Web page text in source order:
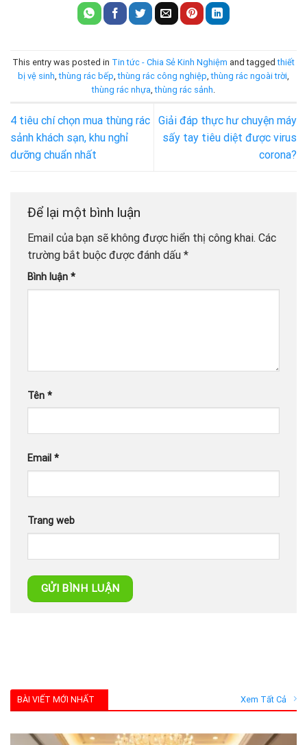
This entry was posted in Tin tức - Chia Sẻ Kinh Nghiệm and taggedthiết
bị vệ sinh ,thùng rác bếp ,thùng rác công nghiệp ,thùng rác ngoài trời
thùng rác nhựa ,thùng rác sảnh
4 tiêu chí chọn mua thùng rác
sảnh khách sạn, khu nghỉ
dưỡng chuẩn nhất
Giải đáp thực hư chuyện máy
sấy tay tiêu diệt được virus
corona?
Để lại một bình luận
Email của bạn sẽ không được hiển thị công khai. Các
trường bắt buộc được đánh dấu *
Bình luận *
Tên *
Email *
Trang web
BÀI VIẾT MỚI NHẤT Xem Tất Cả